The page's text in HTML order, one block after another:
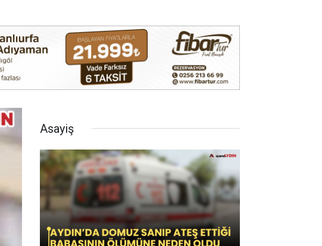
Asayiş